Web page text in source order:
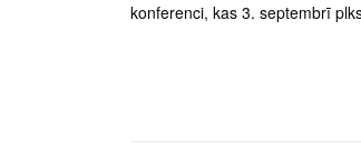
konferenci, kas 3. septembrī